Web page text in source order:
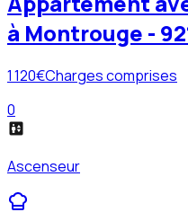
à Montrouge -
1 120€Charges comprises
0
Ascenseur